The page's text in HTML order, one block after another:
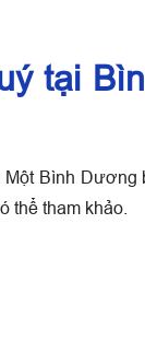
tại
Bình
thể tham khảo.